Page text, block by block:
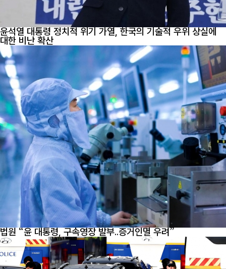
윤석열 대통령 정치적 위기 가열, 한국의 기술적 우위 상실에
대한 비난 확산
법원 “윤 대통령, 구속영장 발부..증거인멸 우려”